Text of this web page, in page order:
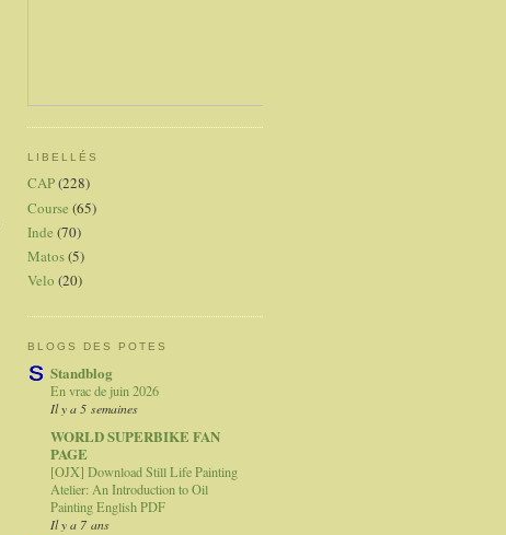
LIBELLÉS
CAP(228)
Course (65)
Inde (70)
Matos(5)
Velo (20)
BLOGS DES POTES
Standblog
En vrac de juin 2026
Il y a 5 semaines
WORLD SUPERBIKE FAN
PAGE
[OJX] Download Still Life Painting
Atelier: An Introduction to Oil
Painting English PDF
Il y a 7 ans